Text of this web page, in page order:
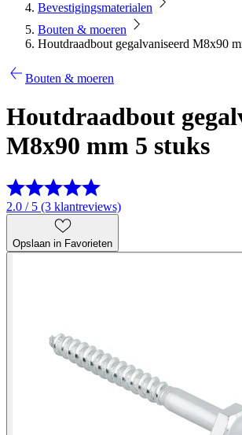
Bevestigingsmaterialen
Bouten & moeren
Houtdraadbout gegalvaniseerd M8x90
Bouten & moeren
Houtdraadbout
M8x90 mm 5 stuks
2.0 / 5 (3 klantreviews)
Opslaan in Favorieten